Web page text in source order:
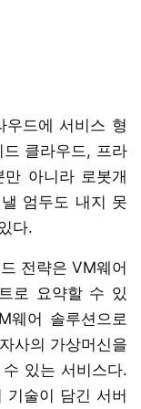
우드에 서비스 형
클라우드, 프라
아니라 로봇개
엄두도 내지 못
다.
전략은 VM웨어
로 요약할 수 있
웨어 솔루션으로
사의 가상머신을
있는 서비스다.
기술이 담긴 서버